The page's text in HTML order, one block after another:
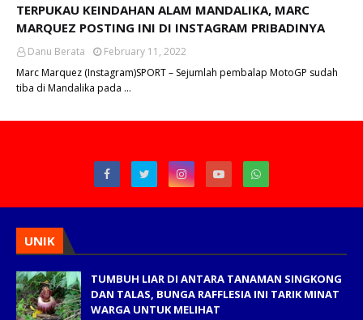
TERPUKAU KEINDAHAN ALAM MANDALIKA, MARC
MARQUEZ POSTING INI DI INSTAGRAM PRIBADINYA
Danu Berata
February 11, 2022
Marc Marquez (Instagram)SPORT – Sejumlah pembalap MotoGP sudah
tiba di Mandalika pada …
UNIK
TUMBUH LIAR DI ANTARA TANAMAN SINGKONG
DAN TALAS, BUNGA RAFFLESIA INI TARIK MINAT
WARGA UNTUK MELIHAT